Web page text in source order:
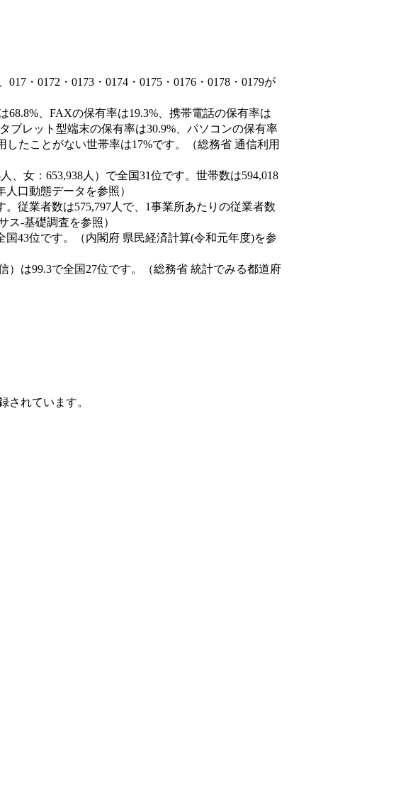
・0172・0173・0174・0175・0176・0178・0179が
、FAXの保有率は19.3%、携帯電話の保有率は
ブレット型端末の保有率は30.9%、パソコンの保有率
たことがない世帯率は17%です。（総務省 通信利用
、女：653,938人）で全国31位です。世帯数は594,018
口動態データを参照）
従業者数は575,797人で、1事業所あたりの従業者数
ス‐基礎調査を参照）
43位です。（内閣府 県民経済計算(令和元年度)を参
）は99.3で全国27位です。（総務省 統計でみる都道府
されています。